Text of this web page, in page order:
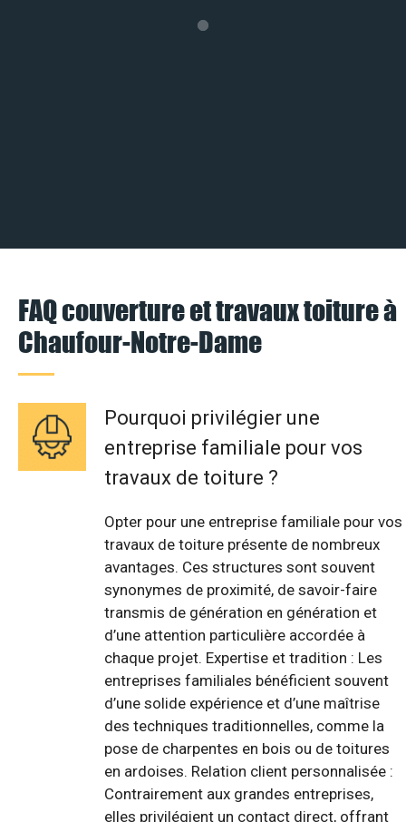
FAQ couverture et travaux toiture à
Chaufour-Notre-Dame
Pourquoi privilégier une
entreprise familiale pour vos
travaux de toiture ?
Opter pour une entreprise familiale pour vos
travaux de toiture présente de nombreux
avantages. Ces structures sont souvent
synonymes de proximité, de savoir-faire
transmis de génération en génération et
d’une attention particulière accordée à
chaque projet. Expertise et tradition : Les
entreprises familiales bénéficient souvent
d’une solide expérience et d’une maîtrise
des techniques traditionnelles, comme la
pose de charpentes en bois ou de toitures
en ardoises. Relation client personnalisée :
Contrairement aux grandes entreprises,
elles privilégient un contact direct, offrant